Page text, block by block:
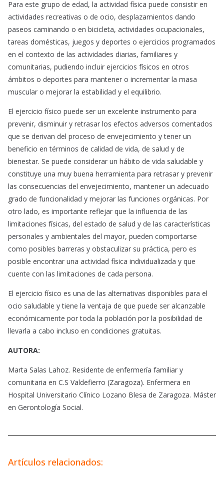
Para este grupo de edad, la actividad física puede consistir en
actividades recreativas o de ocio, desplazamientos dando
paseos caminando o en bicicleta, actividades ocupacionales,
tareas domésticas, juegos y deportes o ejercicios programados
en el contexto de las actividades diarias, familiares y
comunitarias, pudiendo incluir ejercicios físicos en otros
ámbitos o deportes para mantener o incrementar la masa
muscular o mejorar la estabilidad y el equilibrio.
El ejercicio físico puede ser un excelente instrumento para
prevenir, disminuir y retrasar los efectos adversos comentados
que se derivan del proceso de envejecimiento y tener un
beneficio en términos de calidad de vida, de salud y de
bienestar. Se puede considerar un hábito de vida saludable y
constituye una muy buena herramienta para retrasar y prevenir
las consecuencias del envejecimiento, mantener un adecuado
grado de funcionalidad y mejorar las funciones orgánicas. Por
otro lado, es importante reflejar que la influencia de las
limitaciones físicas, del estado de salud y de las características
personales y ambientales del mayor, pueden comportarse
como posibles barreras y obstaculizar su práctica, pero es
posible encontrar una actividad física individualizada y que
cuente con las limitaciones de cada persona.
El ejercicio físico es una de las alternativas disponibles para el
ocio saludable y tiene la ventaja de que puede ser alcanzable
económicamente por toda la población por la posibilidad de
llevarla a cabo incluso en condiciones gratuitas.
AUTORA:
Marta Salas Lahoz. Residente de enfermería familiar y
comunitaria en C.S Valdefierro (Zaragoza). Enfermera en
Hospital Universitario Clínico Lozano Blesa de Zaragoza. Máster
en Gerontología Social.
Artículos relacionados: